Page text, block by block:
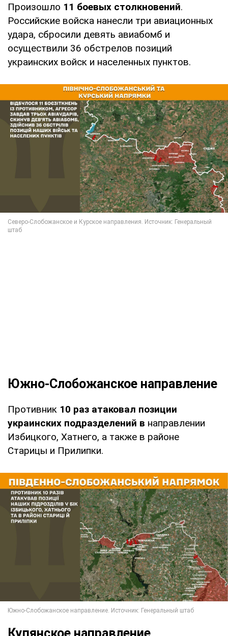
Произошло 11 боевых столкновений.
Российские войска нанесли три авиационных
удара, сбросили девять авиабомб и
осуществили 36 обстрелов позиций
украинских войск и населенных пунктов.
Южно-Слобожанское направление
Противник 10 раз атаковал позиции
украинских подразделений в направлении
Избицкого, Хатнего, а также в районе
Старицы и Прилипки.
Купянское направление